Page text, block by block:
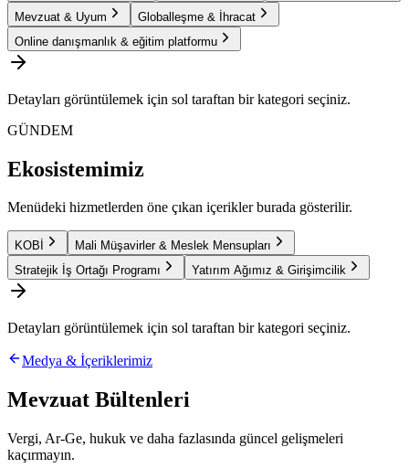
Mevzuat & Uyum
Globalleşme & İhracat
Online danışmanlık & eğitim platformu
Detayları görüntülemek için sol taraftan bir kategori seçiniz.
GÜNDEM
Ekosistemimiz
Menüdeki hizmetlerden öne çıkan içerikler burada gösterilir.
KOBİ
Mali Müşavirler & Meslek Mensupları
Stratejik İş Ortağı Programı
Yatırım Ağımız & Girişimcilik
Detayları görüntülemek için sol taraftan bir kategori seçiniz.
Medya & İçeriklerimiz
Mevzuat Bültenleri
Vergi, Ar-Ge, hukuk ve daha fazlasında güncel gelişmeleri
kaçırmayın.